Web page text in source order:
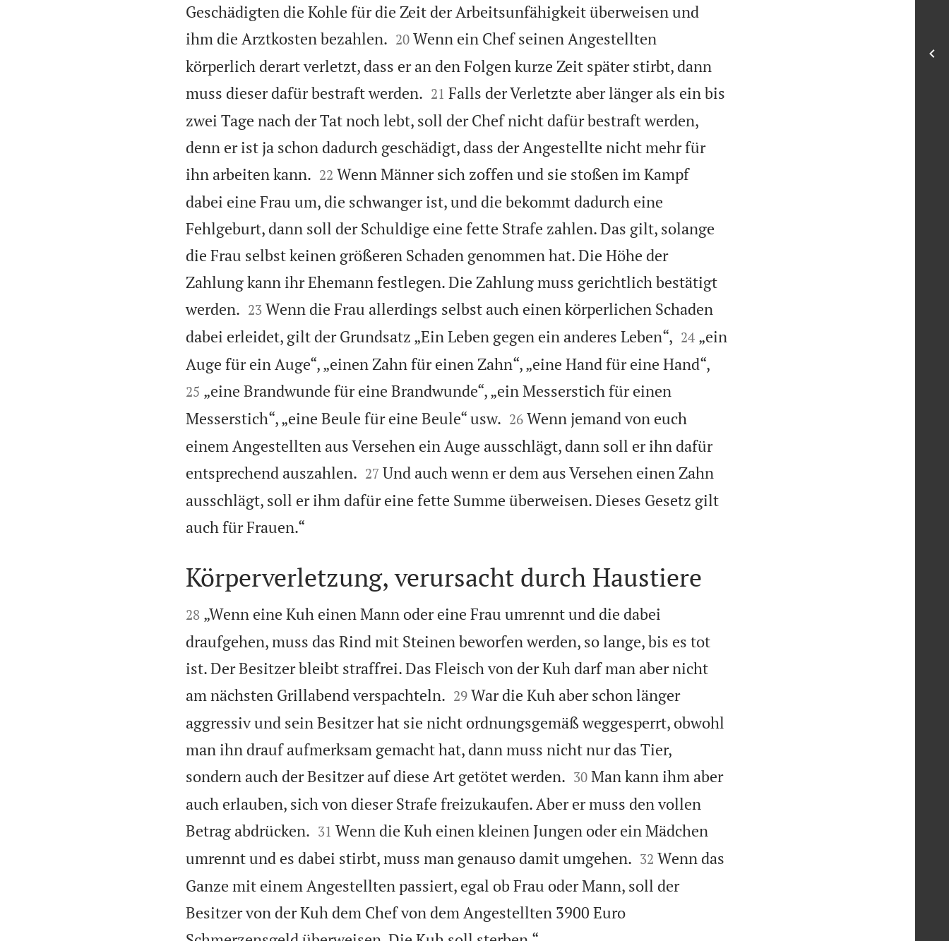
Geschädigten die Kohle für die Zeit der Arbeitsunfähigkeit überweisen und
ihm die Arztkosten bezahlen.
20 Wenn ein Chef seinen Angestellten
körperlich derart verletzt, dass er an den Folgen kurze Zeit später stirbt, dann
muss dieser dafür bestraft werden.
21 Falls der Verletzte aber länger als ein bis
zwei Tage nach der Tat noch lebt, soll der Chef nicht dafür bestraft werden,
denn er ist ja schon dadurch geschädigt, dass der Angestellte nicht mehr für
ihn arbeiten kann.
22 Wenn Männer sich zoffen und sie stoßen im Kampf
dabei eine Frau um, die schwanger ist, und die bekommt dadurch eine
Fehlgeburt, dann soll der Schuldige eine fette Strafe zahlen. Das gilt, solange
die Frau selbst keinen größeren Schaden genommen hat. Die Höhe der
Zahlung kann ihr Ehemann festlegen. Die Zahlung muss gerichtlich bestätigt
werden.
23 Wenn die Frau allerdings selbst auch einen körperlichen Schaden
dabei erleidet, gilt der Grundsatz „Ein Leben gegen ein anderes Leben“, 

24 „ein
Auge für ein Auge“, „einen Zahn für einen Zahn“, „eine Hand für eine Hand“,
25 „eine Brandwunde für eine Brandwunde“, „ein Messerstich für einen
Messerstich“, „eine Beule für eine Beule“ usw.
26 Wenn jemand von euch
einem Angestellten aus Versehen ein Auge ausschlägt, dann soll er ihn dafür
entsprechend auszahlen.
27 Und auch wenn er dem aus Versehen einen Zahn
ausschlägt, soll er ihm dafür eine fette Summe überweisen. Dieses Gesetz gilt
auch für Frauen.“

Körperverletzung, verursacht durch Haustiere

28 „Wenn eine Kuh einen Mann oder eine Frau umrennt und die dabei
draufgehen, muss das Rind mit Steinen beworfen werden, so lange, bis es tot
ist. Der Besitzer bleibt straffrei. Das Fleisch von der Kuh darf man aber nicht
am nächsten Grillabend verspachteln.
29 War die Kuh aber schon länger
aggressiv und sein Besitzer hat sie nicht ordnungsgemäß weggesperrt, obwohl
man ihn drauf aufmerksam gemacht hat, dann muss nicht nur das Tier,
sondern auch der Besitzer auf diese Art getötet werden.
30 Man kann ihm aber
auch erlauben, sich von dieser Strafe freizukaufen. Aber er muss den vollen
Betrag abdrücken.
31 Wenn die Kuh einen kleinen Jungen oder ein Mädchen
umrennt und es dabei stirbt, muss man genauso damit umgehen.
32 Wenn das
Ganze mit einem Angestellten passiert, egal ob Frau oder Mann, soll der
Besitzer von der Kuh dem Chef von dem Angestellten 3900 Euro